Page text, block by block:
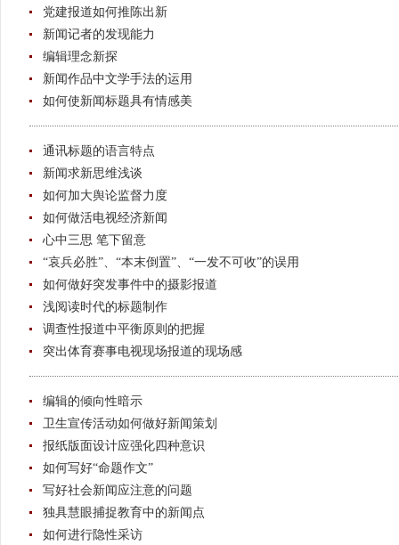
党建报道如何推陈出新
新闻记者的发现能力
编辑理念新探
新闻作品中文学手法的运用
如何使新闻标题具有情感美
通讯标题的语言特点
新闻求新思维浅谈
如何加大舆论监督力度
如何做活电视经济新闻
心中三思 笔下留意
“哀兵必胜”、“本末倒置”、“一发不可收”的误用
如何做好突发事件中的摄影报道
浅阅读时代的标题制作
调查性报道中平衡原则的把握
突出体育赛事电视现场报道的现场感
编辑的倾向性暗示
卫生宣传活动如何做好新闻策划
报纸版面设计应强化四种意识
如何写好“命题作文”
写好社会新闻应注意的问题
独具慧眼捕捉教育中的新闻点
如何进行隐性采访